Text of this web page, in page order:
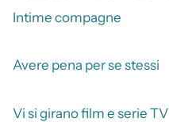
Intime compagne
Avere pena per se stessi
Vi si girano film e serie TV